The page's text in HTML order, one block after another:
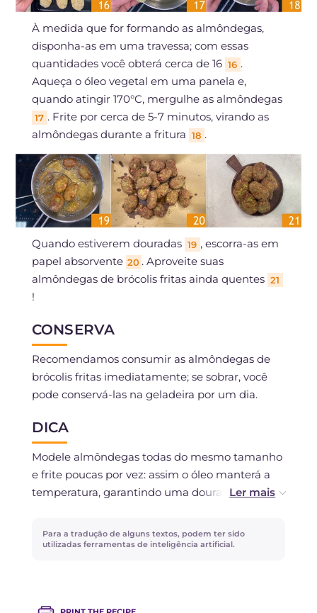
À medida que for formando as almôndegas,
disponha-as em uma travessa; com essas
quantidades você obterá cerca de 16 16 .
Aqueça o óleo vegetal em uma panela e,
quando atingir 170°C, mergulhe as almôndegas
17 . Frite por cerca de 5-7 minutos, virando as
almôndegas durante a fritura 18 .
Quando estiverem douradas 19 , escorra-as em
papel absorvente 20 . Aproveite suas
almôndegas de brócolis fritas ainda quentes 21
!
CONSERVA
Recomendamos consumir as almôndegas de
brócolis fritas imediatamente; se sobrar, você
pode conservá-las na geladeira por um dia.
DICA
Modele almôndegas todas do mesmo tamanho
e frite poucas por vez: assim o óleo manterá a
temperatura, garantindo uma douração
Para a tradução de alguns textos, podem ter sido
utilizadas ferramentas de inteligência artificial.